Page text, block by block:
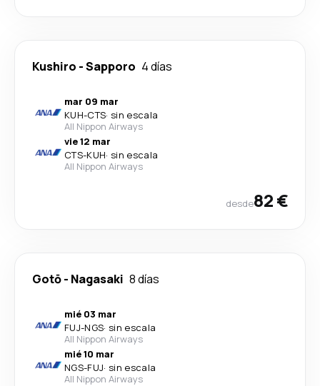
Kushiro -Sapporo 4 días
mar 09 mar
KUH-CTS· sin escala
All Nippon Airways
vie 12 mar
CTS-KUH· sin escala
All Nippon Airways
desde82 €
Gotō- Nagasaki 8 días
mié 03 mar
FUJ-NGS· sin escala
All Nippon Airways
mié 10 mar
NGS-FUJ· sin escala
All Nippon Airways